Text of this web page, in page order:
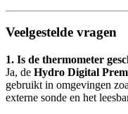
Veelgestelde vragen
1. Is de thermometer
Ja, de Hydro Digital
gebruikt in omgevingen
externe sonde en het